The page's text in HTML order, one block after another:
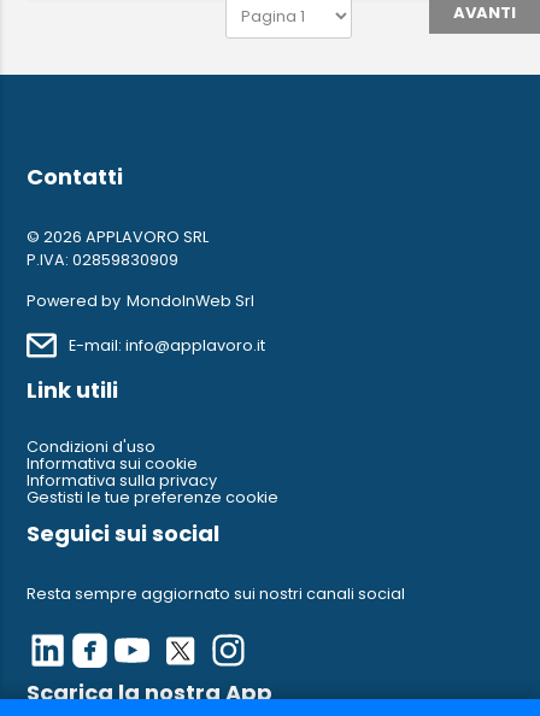
AVANTI
Contatti
© 2026 APPLAVORO SRL
P.IVA: 02859830909
Powered by MondoInWeb Srl
E-mail: info@applavoro.it
Link utili
Condizioni d'uso
Informativa sui cookie
Informativa sulla privacy
Gestisti le tue preferenze cookie
Seguici sui social
Resta sempre aggiornato sui nostri canali social
Scarica la nostra App